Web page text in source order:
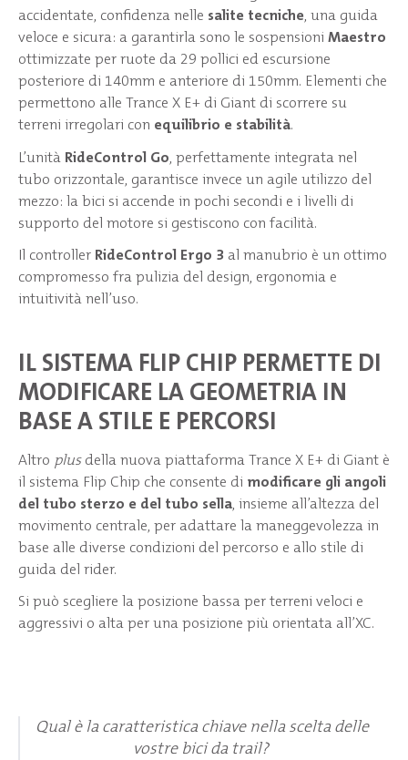
accidentate, confidenza nelle salite tecniche, una guida
veloce e sicura: a garantirla sono le sospensioni Maestro
ottimizzate per ruote da 29 pollici ed escursione
posteriore di 140mm e anteriore di 150mm. Elementi che
permettono alle Trance X E+ di Giant di scorrere su
terreni irregolari con equilibrio e stabilità.
L’unità RideControl Go, perfettamente integrata nel
tubo orizzontale, garantisce invece un agile utilizzo del
mezzo: la bici si accende in pochi secondi e i livelli di
supporto del motore si gestiscono con facilità.
Il controller RideControl Ergo 3 al manubrio è un ottimo
compromesso fra pulizia del design, ergonomia e
intuitività nell’uso.
IL SISTEMA FLIP CHIP PERMETTE DI
MODIFICARE LA GEOMETRIA IN
BASE A STILE E PERCORSI
Altro plusdella nuova piattaforma Trance X E+ di Giant è
il sistema Flip Chip che consente di modificare gli angoli
del tubo sterzo e del tubo sella, insieme all’altezza del
movimento centrale, per adattare la maneggevolezza in
base alle diverse condizioni del percorso e allo stile di
guida del rider.
Si può scegliere la posizione bassa per terreni veloci e
aggressivi o alta per una posizione più orientata all’XC.
Qual è la caratteristica chiave nella scelta delle
vostre bici da trail?